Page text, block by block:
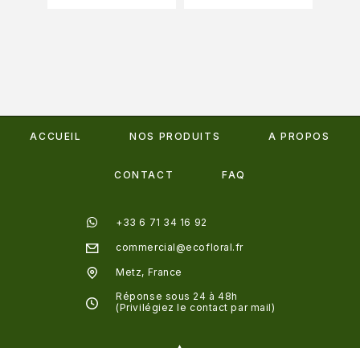
ACCUEIL NOS PRODUITS A PROPOS
CONTACT FAQ
+33 6 71 34 16 92
commercial@ecofloral.fr
Metz, France
Réponse sous 24 à 48h
(Privilégiez le contact par mail)